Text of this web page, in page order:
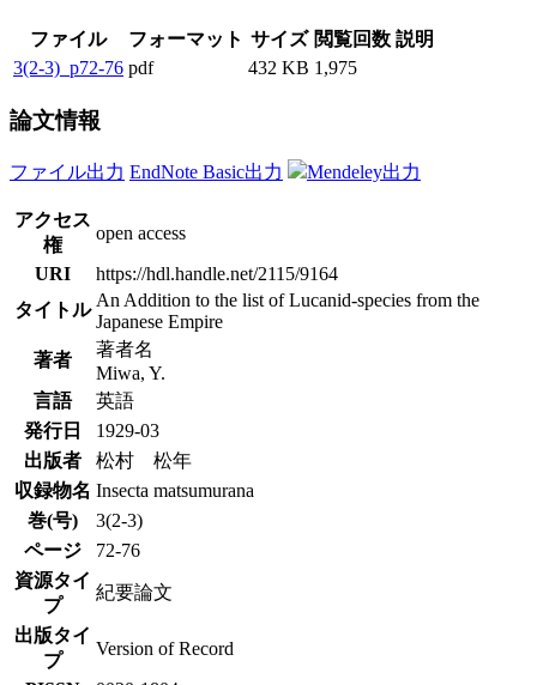
ファイル フォーマット サイズ 閲覧回数 説明
3(2-3)_p72-76 pdf 432 KB 1,975
論文情報
ファイル出力 EndNote Basic出力 Mendeley出力
アクセス
権
open access
URI
https://hdl.handle.net/2115/9164
タイトル An Addition to the list of Lucanid-species from the
Japanese Empire
著者
著者名
Miwa, Y.
言語
英語
発行日
1929-03
出版者
松村 松年
収録物名 Insecta matsumurana
巻(号)
3(2-3)
ページ
72-76
資源タイ
プ
紀要論文
出版タイ
プ
Version of Record